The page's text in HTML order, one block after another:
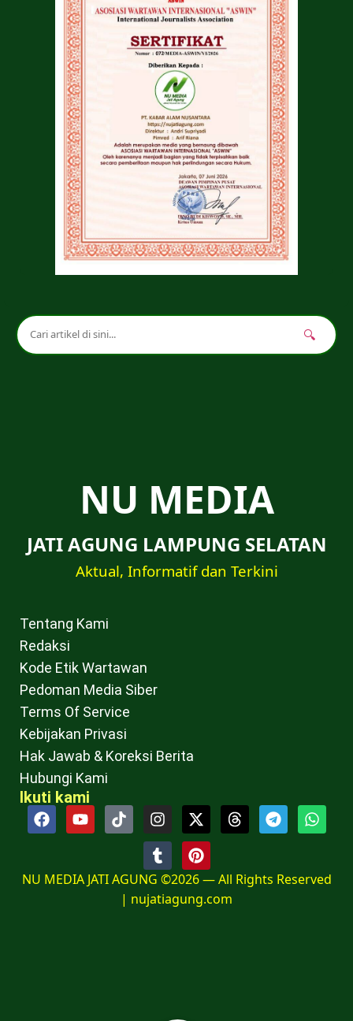
🔍
NU MEDIA
JATI AGUNG LAMPUNG SELATAN
Aktual, Informatif dan Terkini
Tentang Kami
Redaksi
Kode Etik Wartawan
Pedoman Media Siber
Terms Of Service
Kebijakan Privasi
Hak Jawab & Koreksi Berita
Hubungi Kami
Ikuti kami
NU MEDIA JATI AGUNG ©2026 — All Rights Reserved
| nujatiagung.com